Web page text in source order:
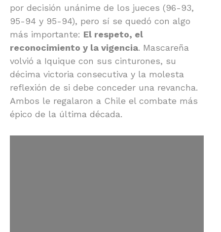
por decisión unánime de los jueces (96-93,
95-94 y 95-94), pero sí se quedó con algo
más importante: El respeto, el
reconocimiento y la vigencia. Mascareña
volvió a Iquique con sus cinturones, su
décima victoria consecutiva y la molesta
reflexión de si debe conceder una revancha.
Ambos le regalaron a Chile el combate más
épico de la última década.